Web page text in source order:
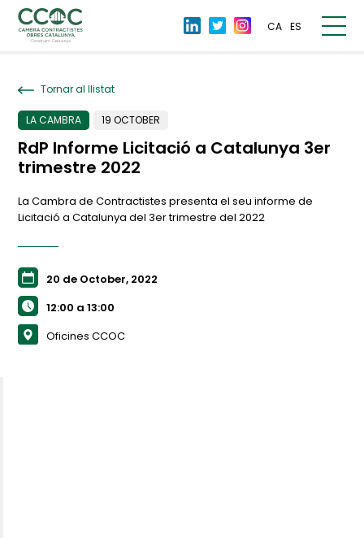
CA ES
Tornar al llistat
LA CAMBRA 19 OCTOBER
RdP Informe Licitació a Catalunya 3er
trimestre 2022
La Cambra de Contractistes presenta el seu informe de
Licitació a Catalunya del 3er trimestre del 2022
20 de October, 2022
12:00 a 13:00
Oficines CCOC